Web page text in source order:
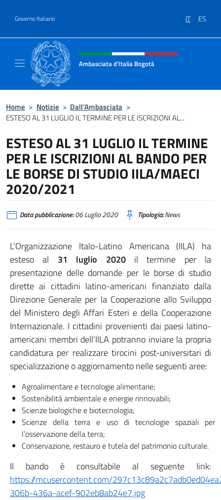
Governo Italiano IT ES
Intestazione sito, social e menù
Ambasciata d'Italia Bogotà
Home > Notizie > Dall’Ambasciata >
ESTESO AL 31 LUGLIO IL TERMINE PER LE ISCRIZIONI AL...
ESTESO AL 31 LUGLIO IL TERMINE
PER LE ISCRIZIONI AL BANDO PER
LE BORSE DI STUDIO IILA/MAECI
2020/2021
Data pubblicazione:06 Luglio 2020 Tipologia:News
L’Organizzazione Italo-Latino Americana (IILA) ha
esteso al 31 luglio 2020il termine per la
presentazione delle domande per le borse di studio
dirette ai cittadini latino-americani finanziato dalla
Direzione Generale per la Cooperazione allo Sviluppo
del Ministero degli Affari Esteri e della Cooperazione
Internazionale. I cittadini provenienti dai paesi latino-
americani membri dell’IILA potranno inviare la propria
candidatura per realizzare tirocini post-universitari di
specializzazione o aggiornamento nelle seguenti aree:
Agroalimentare e tecnologie alimentarie;
Sostenibilità ambientale e energie rinnovabili;
Scienze biologiche e biotecnologia;
Scienze della terra e uso di tecnologie spaziali per
l’osservazione della terra;
Conservazione, restauro e tutela del patrimonio culturale.
Il bando è consultabile al seguente link:
https://mcusercontent.com/
306b-436a-acef-902eb8ab24e7.jpg